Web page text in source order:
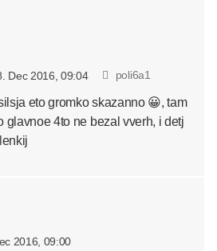
Dec 2016, 09:04 poli6a1
eto gromko skazanno 😀, tam
glavnoe 4to ne bezal vverh, i detj
2016, 09:00